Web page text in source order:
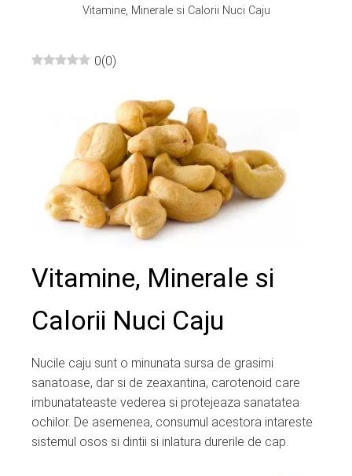
Vitamine, Minerale si Calorii Nuci Caju
0(0)
Vitamine, Minerale si
Calorii Nuci Caju
Nucile caju sunt o minunata sursa de grasimi
sanatoase, dar si de zeaxantina, carotenoid care
imbunatateaste vederea si protejeaza sanatatea
ochilor. De asemenea, consumul acestora intareste
sistemul osos si dintii si inlatura durerile de cap.